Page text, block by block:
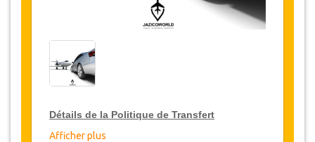
Détails de la Politique de Transfert
Afficher plus